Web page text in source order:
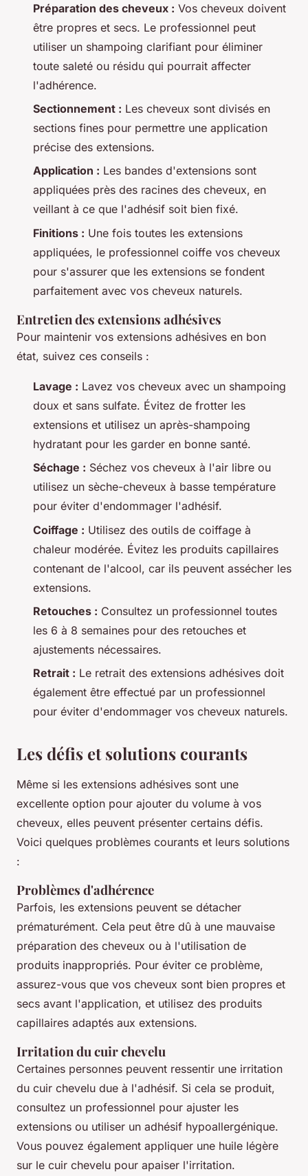
Préparation des cheveux : Vos cheveux doivent
être propres et secs. Le professionnel peut
utiliser un shampoing clarifiant pour éliminer
toute saleté ou résidu qui pourrait affecter
l'adhérence.
Sectionnement : Les cheveux sont divisés en
sections fines pour permettre une application
précise des extensions.
Application : Les bandes d'extensions sont
appliquées près des racines des cheveux, en
veillant à ce que l'adhésif soit bien fixé.
Finitions : Une fois toutes les extensions
appliquées, le professionnel coiffe vos cheveux
pour s'assurer que les extensions se fondent
parfaitement avec vos cheveux naturels.
Entretien des extensions adhésives
Pour maintenir vos extensions adhésives en bon
état, suivez ces conseils :
Lavage : Lavez vos cheveux avec un shampoing
doux et sans sulfate. Évitez de frotter les
extensions et utilisez un après-shampoing
hydratant pour les garder en bonne santé.
Séchage : Séchez vos cheveux à l'air libre ou
utilisez un sèche-cheveux à basse température
pour éviter d'endommager l'adhésif.
Coiffage : Utilisez des outils de coiffage à
chaleur modérée. Évitez les produits capillaires
contenant de l'alcool, car ils peuvent assécher les
extensions.
Retouches : Consultez un professionnel toutes
les 6 à 8 semaines pour des retouches et
ajustements nécessaires.
Retrait : Le retrait des extensions adhésives doit
également être effectué par un professionnel
pour éviter d'endommager vos cheveux naturels.
Les défis et solutions courants
Même si les extensions adhésives sont une
excellente option pour ajouter du volume à vos
cheveux, elles peuvent présenter certains défis.
Voici quelques problèmes courants et leurs solutions
:
Problèmes d'adhérence
Parfois, les extensions peuvent se détacher
prématurément. Cela peut être dû à une mauvaise
préparation des cheveux ou à l'utilisation de
produits inappropriés. Pour éviter ce problème,
assurez-vous que vos cheveux sont bien propres et
secs avant l'application, et utilisez des produits
capillaires adaptés aux extensions.
Irritation du cuir chevelu
Certaines personnes peuvent ressentir une irritation
du cuir chevelu due à l'adhésif. Si cela se produit,
consultez un professionnel pour ajuster les
extensions ou utiliser un adhésif hypoallergénique.
Vous pouvez également appliquer une huile légère
sur le cuir chevelu pour apaiser l'irritation.